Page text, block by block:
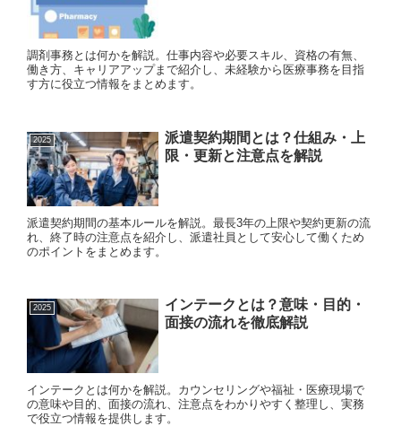
調剤事務とは何かを解説。仕事内容や必要スキル、資格の有無、
働き方、キャリアアップまで紹介し、未経験から医療事務を目指
す方に役立つ情報をまとめます。
2025
派遣契約期間とは？仕組み・上
限・更新と注意点を解説
派遣契約期間の基本ルールを解説。最長3年の上限や契約更新の流
れ、終了時の注意点を紹介し、派遣社員として安心して働くため
のポイントをまとめます。
2025
インテークとは？意味・目的・
面接の流れを徹底解説
インテークとは何かを解説。カウンセリングや福祉・医療現場で
の意味や目的、面接の流れ、注意点をわかりやすく整理し、実務
で役立つ情報を提供します。